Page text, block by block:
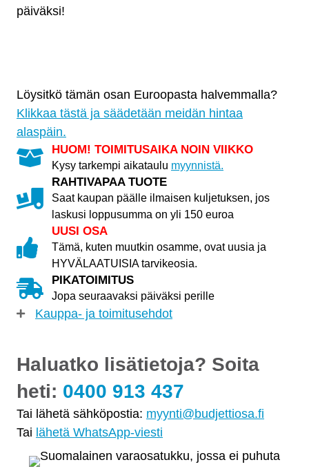
päiväksi!
Löysitkö tämän osan Euroopasta halvemmalla?
Klikkaa tästä ja säädetään meidän hintaa
alaspäin.
HUOM! TOIMITUSAIKA NOIN VIIKKO
Kysy tarkempi aikataulu myynnistä.
RAHTIVAPAA TUOTE
Saat kaupan päälle ilmaisen kuljetuksen, jos
laskusi loppusumma on yli 150 euroa
UUSI OSA
Tämä, kuten muutkin osamme, ovat uusia ja
HYVÄLAATUISIA tarvikeosia.
PIKATOIMITUS
Jopa seuraavaksi päiväksi perille
Kauppa- ja toimitusehdot
Haluatko lisätietoja? Soita
heti: 0400 913 437
Tai lähetä sähköpostia: myynti@budjettiosa.fi
Tai lähetä WhatsApp-viesti